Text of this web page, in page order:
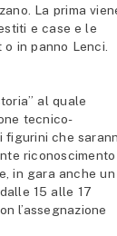
La prima
e case e le
in panno Lenci.
al quale
tecnico-
figurini che
riconoscimento
in gara anche un
15 alle 17
l’assegnazione